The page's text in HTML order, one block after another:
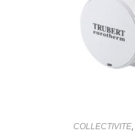
COLLECTIVITE,